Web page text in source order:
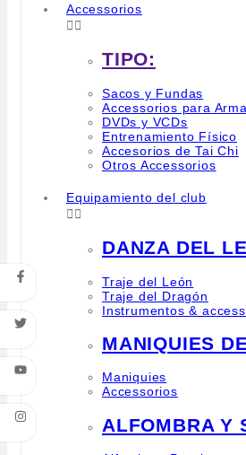
Accessorios

TIPO:
Sacos y Fundas
Accessorios para
DVDs y VCDs
Entrenamiento Físico
Accesorios de Tai Chi
Otros Accessorios
Equipamiento del club

DANZA DEL
Traje del León
Traje del Dragón
Instrumentos &
MANIQUIES
Maniquies
Accessorios
ALFOMBRA Y